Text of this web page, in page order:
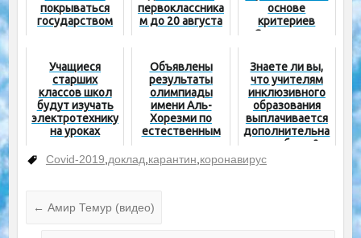
покрываться
государством
первоклассника
м до 20 августа
основе
критериев
«Современная
Учащиеся
старших
классов школ
будут изучать
электротехнику
на уроках
Объявлены
результаты
олимпиады
имени Аль-
Хорезми по
естественным
учащихся 8-х
классов
Знаете ли вы,
что учителям
инклюзивного
образования
выплачивается
дополнительна
я надбавка?
Covid-2019,доклад,карантин,коронавирус
← Амир Темур (видео)